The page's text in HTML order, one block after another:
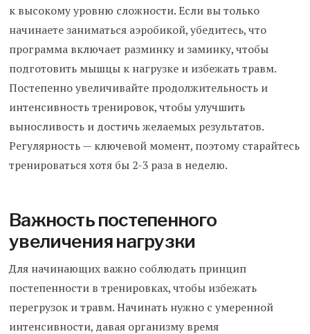
к высокому уровню сложности. Если вы только
начинаете заниматься аэробикой, убедитесь, что
программа включает разминку и заминку, чтобы
подготовить мышцы к нагрузке и избежать травм.
Постепенно увеличивайте продолжительность и
интенсивность тренировок, чтобы улучшить
выносливость и достичь желаемых результатов.
Регулярность — ключевой момент, поэтому старайтесь
тренироваться хотя бы 2-3 раза в неделю.
Важность постепенного
увеличения нагрузки
Для начинающих важно соблюдать принцип
постепенности в тренировках, чтобы избежать
перегрузок и травм. Начинать нужно с умеренной
интенсивности, давая организму время